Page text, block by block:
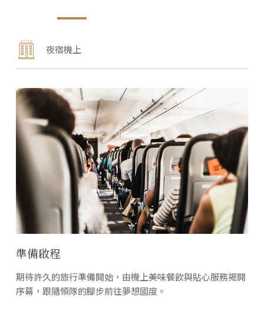
夜宿機上
準備啟程
期待許久的旅行準備開始，由機上美味餐飲與貼心服務揭開
序幕，跟隨領隊的腳步前往夢想國度。